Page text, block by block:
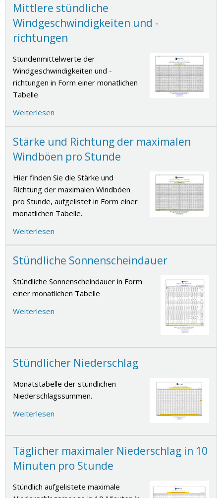
Mittlere stündliche
Windgeschwindigkeiten und -
richtungen
Stundenmittelwerte der
Windgeschwindigkeiten und -
richtungen in Form einer monatlichen
Tabelle
Weiterlesen
Stärke und Richtung der maximalen
Windböen pro Stunde
Hier finden Sie die Stärke und
Richtung der maximalen Windböen
pro Stunde, aufgelistet in Form einer
monatlichen Tabelle.
Weiterlesen
Stündliche Sonnenscheindauer
Stündliche Sonnenscheindauer in Form
einer monatlichen Tabelle
Weiterlesen
Stündlicher Niederschlag
Monatstabelle der stündlichen
Niederschlagssummen.
Weiterlesen
Täglicher maximaler Niederschlag in 10
Minuten pro Stunde
Stündlich aufgelistete maximale